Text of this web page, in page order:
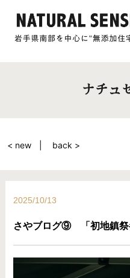
ナチュ
< new back >
2025/10/13
さやブログ⑨ 「初地鎮祭